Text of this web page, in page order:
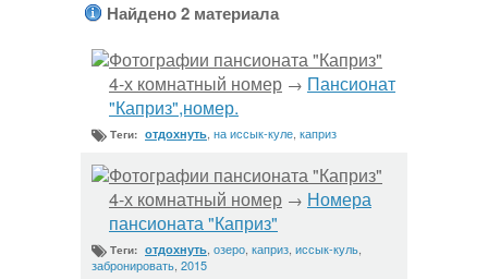
Найдено 2 материала
Фотографии пансионата "Каприз"
4-х комнатный номер → Пансионат
"Каприз",номер.
Теги: отдохнуть на иссык-куле каприз
Фотографии пансионата "Каприз"
4-х комнатный номер → Номера
пансионата "Каприз"
Теги: отдохнуть озеро каприз иссык-куль
забронировать 2015